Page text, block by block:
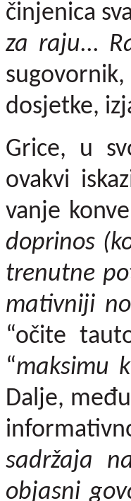
činjenica
za raju...
dosjetke,
Grice, u
ovakvi
vanje
doprinos
trenutne
mativniji
“očite
“maksimu
Dalje,
sadržaja
objasni